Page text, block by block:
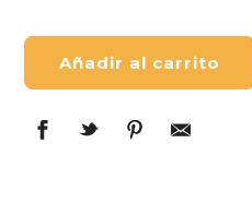
Añadir al carrito